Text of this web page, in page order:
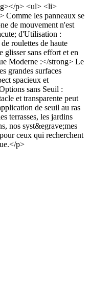
p> <ul> <li>
Comme les panneaux se
de mouvement n'est
d'Utilisation :
roulettes de haute
glisser sans effort et en
Moderne :</strong> Le
grandes surfaces
spacieux et
sans Seuil :
et transparente peut
de seuil au ras
terrasses, les jardins
nos syst&egrave;mes
ceux qui recherchent
p>